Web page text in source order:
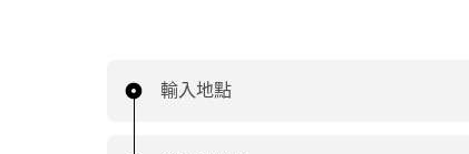
輸入地點